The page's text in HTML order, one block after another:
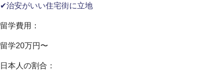
✔治安がいい住宅街に立地
留学費用：
留学20万円〜
日本人の割合：